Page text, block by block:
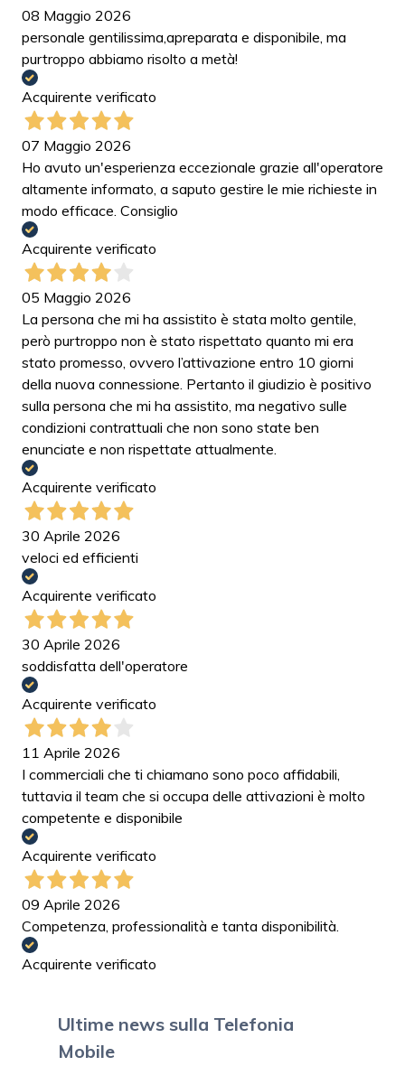
08 Maggio 2026
personale gentilissima,apreparata e disponibile, ma
purtroppo abbiamo risolto a metà!
Acquirente verificato
07 Maggio 2026
Ho avuto un'esperienza eccezionale grazie all'operatore
altamente informato, a saputo gestire le mie richieste in
modo efficace. Consiglio
Acquirente verificato
05 Maggio 2026
La persona che mi ha assistito è stata molto gentile,
però purtroppo non è stato rispettato quanto mi era
stato promesso, ovvero l’attivazione entro 10 giorni
della nuova connessione. Pertanto il giudizio è positivo
sulla persona che mi ha assistito, ma negativo sulle
condizioni contrattuali che non sono state ben
enunciate e non rispettate attualmente.
Acquirente verificato
30 Aprile 2026
veloci ed efficienti
Acquirente verificato
30 Aprile 2026
soddisfatta dell'operatore
Acquirente verificato
11 Aprile 2026
I commerciali che ti chiamano sono poco affidabili,
tuttavia il team che si occupa delle attivazioni è molto
competente e disponibile
Acquirente verificato
09 Aprile 2026
Competenza, professionalità e tanta disponibilità.
Acquirente verificato
Ultime news sulla Telefonia
Mobile